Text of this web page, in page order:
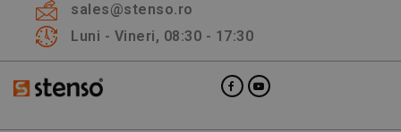
sales@stenso.ro
Luni - Vineri, 08:30 - 17:30